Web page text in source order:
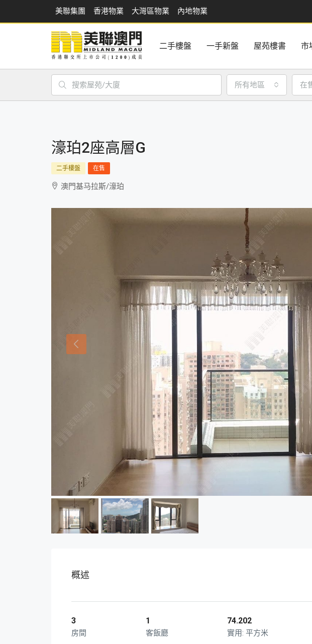
美聯集團 香港物業 大灣區物業 內地物業
二手樓盤 一手新盤 屋苑樓書 市
所有地區 在
濠珀2座高層G
二手樓盤 在售
澳門基马拉斯/濠珀
概述
3
房間
1
客飯廳
74.202
平方米